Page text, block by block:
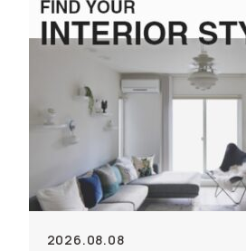
2026.08.08